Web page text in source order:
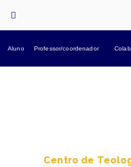
Aluno Professor/coordenador
Centro de